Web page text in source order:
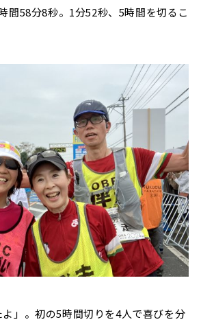
間58分8秒。1分52秒、5時間を切るこ
よ」。初の5時間切りを4人で喜びを分